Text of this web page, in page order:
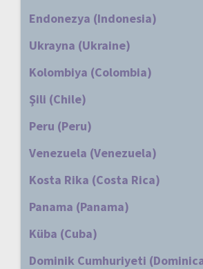
Endonezya (Indonesia)
Ukrayna (Ukraine)
Kolombiya (Colombia)
Şili (Chile)
Peru (Peru)
Venezuela (Venezuela)
Kosta Rika (Costa Rica)
Panama (Panama)
Küba (Cuba)
Dominik Cumhuriyeti